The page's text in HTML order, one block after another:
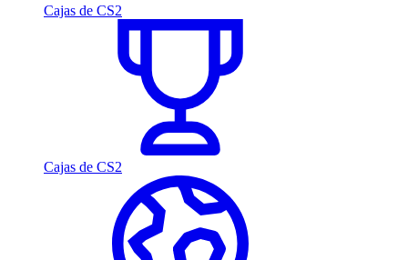
Cajas de CS2
Cajas de CS2